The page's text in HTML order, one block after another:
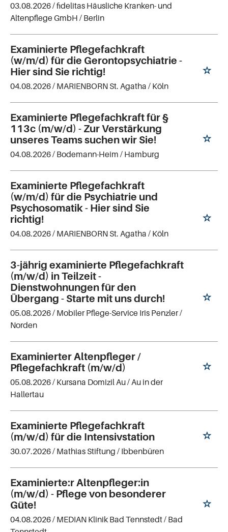
03.08.2026 /fidelitas Häusliche Kranken- und
Altenpflege GmbH / Berlin
Examinierte Pflegefachkraft
(w/m/d) für die Gerontopsychiatrie -
Hier sind Sie richtig!
04.08.2026 / MARIENBORN St. Agatha / Köln
Examinierte Pflegefachkraft für §
113c (m/w/d) - Zur Verstärkung
unseres Teams suchen wir Sie!
04.08.2026 / Bodemann-Heim / Hamburg
Examinierte Pflegefachkraft
(w/m/d) für die Psychiatrie und
Psychosomatik - Hier sind Sie
richtig!
04.08.2026 / MARIENBORN St. Agatha / Köln
3-jährig examinierte Pflegefachkraft
(m/w/d) in Teilzeit -
Dienstwohnungen für den
Übergang - Starte mit uns durch!
05.08.2026 / Mobiler Pflege-Service Iris Penzler/
Norden
Examinierter Altenpfleger /
Pflegefachkraft (m/w/d)
05.08.2026 / Kursana Domizil Au/ Au in der
Hallertau
Examinierte Pflegefachkraft
(m/w/d) für die Intensivstation
30.07.2026 / Mathias Stiftung / Ibbenbüren
Examinierte:r Altenpfleger:in
(m/w/d) - Pflege von besonderer
Güte!
04.08.2026 / MEDIAN Klinik Bad Tennstedt/ Bad